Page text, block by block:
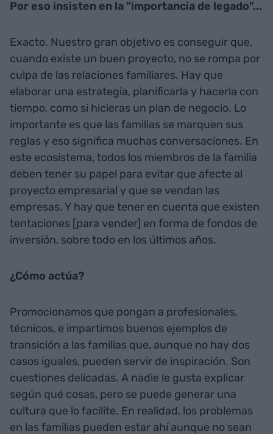
Por eso insisten en la "importancia de legado"...
Exacto. Nuestro gran objetivo es conseguir que,
cuando existe un buen proyecto, no se rompa por
culpa de las relaciones familiares. Hay que
elaborar una estrategia, planificarla y hacerla con
tiempo, como si hicieras un plan de negocio. Lo
importante es que las familias se marquen sus
reglas y eso significa muchas conversaciones. En
este ecosistema, todos los miembros de la familia
deben tener su papel para evitar que afecte al
proyecto empresarial y que se vendan las
empresas. Y hay que tener en cuenta que existen
tentaciones [para vender] en forma de fondos de
inversión, sobre todo en los últimos años.
¿Cómo actúa?
Promocionamos que pongan a profesionales,
técnicos, e impartimos buenos ejemplos de
transición a las familias que, aunque no hay dos
casos iguales, pueden servir de inspiración. Son
cuestiones delicadas. A nadie le gusta explicar
según qué cosas, pero se puede generar una
cultura que lo facilite. En realidad, los problemas
en las familias pueden estar ahí aunque no sean